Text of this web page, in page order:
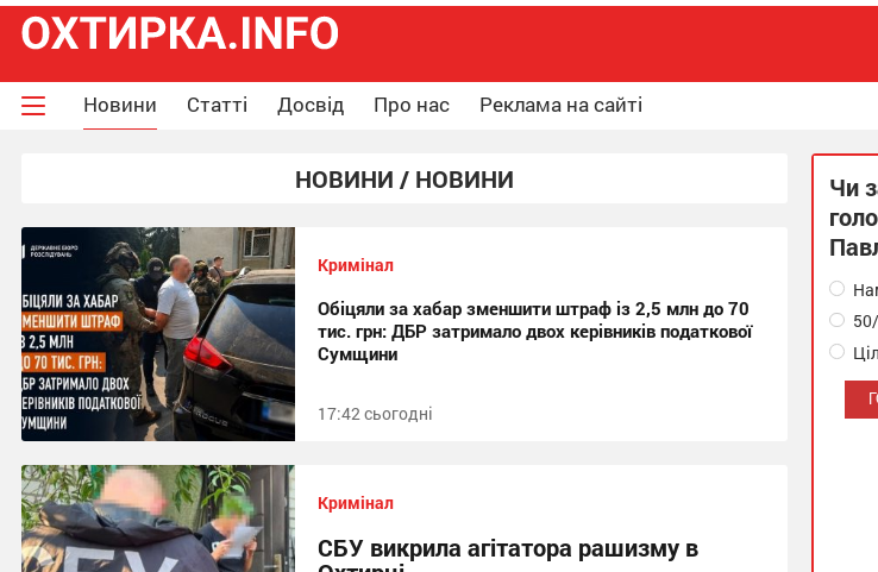
Новини Статті Досвід Про нас Реклама на сайті
НОВИНИ / НОВИНИ
Кримінал
Обіцяли за хабар зменшити штраф із 2,5 млн до 70
тис. грн: ДБР затримало двох керівників податкової
Сумщини
17:42 сьогодні
Кримінал
СБУ викрила агітатора рашизму в
Чи